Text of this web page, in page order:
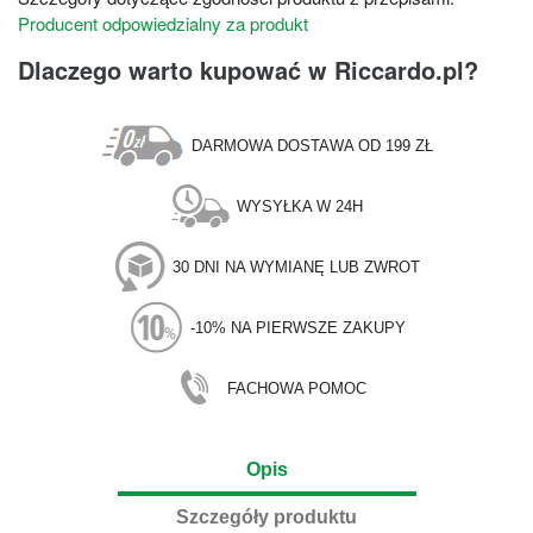
Producent odpowiedzialny za produkt
Dlaczego warto kupować w Riccardo.pl?
DARMOWA DOSTAWA OD 199 ZŁ
WYSYŁKA W 24H
30 DNI NA WYMIANĘ LUB ZWROT
-10% NA PIERWSZE ZAKUPY
FACHOWA POMOC
Opis
Szczegóły produktu